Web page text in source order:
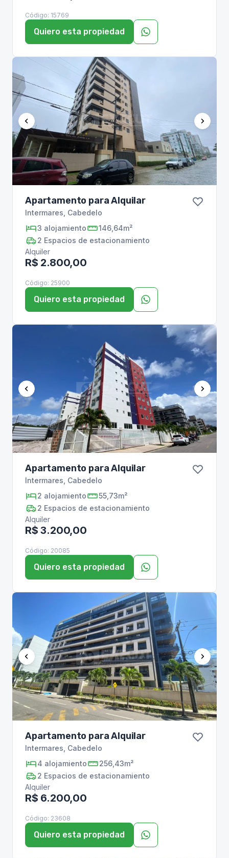
Código: 15769
Quiero esta propiedad
Apartamento para Alquilar
Intermares Cabedelo
3 alojamiento
146,64m²
2 Espacios de estacionamiento
Alquiler
R$ 2.800,00
Código: 25900
Quiero esta propiedad
Apartamento para Alquilar
Intermares Cabedelo
2 alojamiento
55,73m²
2 Espacios de estacionamiento
Alquiler
R$ 3.200,00
Código: 20085
Quiero esta propiedad
Apartamento para Alquilar
Intermares Cabedelo
4 alojamiento
256,43m²
2 Espacios de estacionamiento
Alquiler
R$ 6.200,00
Código: 23608
Quiero esta propiedad